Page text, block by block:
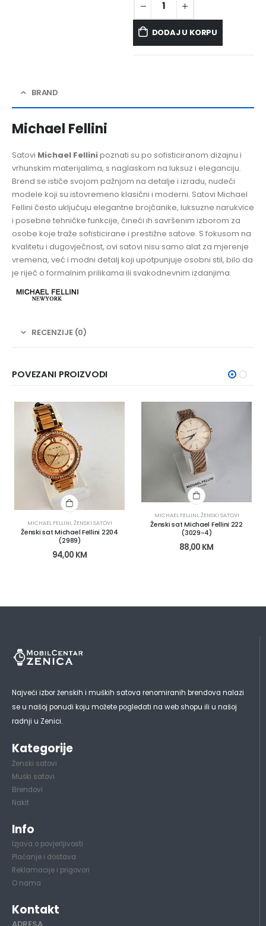
DODAJ U KORPU
BRAND
Michael Fellini
Satovi Michael Fellinipoznati su po sofisticiranom dizajnu i
vrhunskim materijalima, s naglaskom na luksuz i eleganciju.
Brend se ističe svojom pažnjom na detalje i izradu, nudeći
modele koji su istovremeno klasični i moderni. Satovi Michael
Fellini često uključuju elegantne brojčanike, luksuzne narukvice
i posebne tehničke funkcije, čineći ih savršenim izborom za
osobe koje traže sofisticirane i prestižne satove. S fokusom na
kvalitetu i dugovječnost, ovi satovi nisu samo alat za mjerenje
vremena, već i modni detalj koji upotpunjuje osobni stil, bilo da
je riječ o formalnim prilikama ili svakodnevnim izdanjima.
RECENZIJE (0)
POVEZANI PROIZVODI
MICHAEL FELLINI,ŽENSKI SATOVI
Ženski sat Michael Fellini 2204
(2989)
94,00 KM
MICHAEL FELLINI,ŽENSKI SATOVI
Ženski sat Michael Fellini 222
(3029-4)
88,00 KM
Najveći izbor ženskih i muških satova renomiranih brendova nalazi
se u našoj ponudi koju možete pogledati na web shopu ili u našoj
radnji u Zenici.
Kategorije
Ženski satovi
Muški satovi
Brendovi
Nakit
Info
Izjava o povjerljivosti
Plaćanje i dostava
Reklamacije i prigovori
O nama
Kontakt